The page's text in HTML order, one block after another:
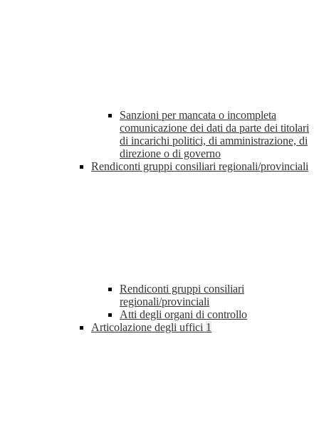
Sanzioni per mancata o incompleta
comunicazione dei dati da parte dei titolari
di incarichi politici, di amministrazione, di
direzione o di governo
Rendiconti gruppi consiliari regionali/provinciali
Rendiconti gruppi consiliari
regionali/provinciali
Atti degli organi di controllo
Articolazione degli uffici 1